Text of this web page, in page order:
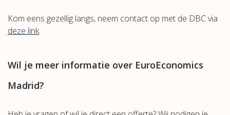
Kom eens gezellig langs, neem contact op met de DBC via
deze link.
Wil je meer informatie over EuroEconomics
Madrid?